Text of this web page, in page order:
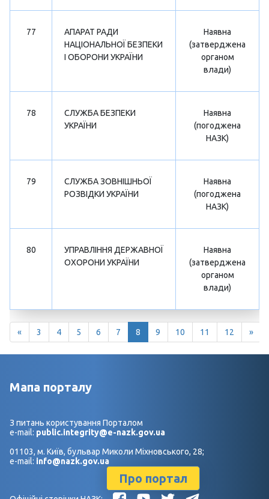
77
АПАРАТ РАДИ
НАЦІОНАЛЬНОЇ БЕЗПЕКИ
І ОБОРОНИ УКРАЇНИ
Наявна
(затверджена
органом
влади)
78
СЛУЖБА БЕЗПЕКИ
УКРАЇНИ
Наявна
(погоджена
НАЗК)
79
СЛУЖБА ЗОВНІШНЬОЇ
РОЗВІДКИ УКРАЇНИ
Наявна
(погоджена
НАЗК)
80
УПРАВЛІННЯ ДЕРЖАВНОЇ
ОХОРОНИ УКРАЇНИ
Наявна
(затверджена
органом
влади)
« 3 4 5 6 7 8 9 10 11 12 »
Мапа порталу
З питань користування Порталом
e-mail: public.integrity@e-nazk.gov.ua
01103, м. Київ, бульвар Миколи Міхновського, 28;
e-mail: info@nazk.gov.ua
Про портал